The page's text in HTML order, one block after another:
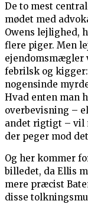
De to mest
mødet med
Owens lejlighed,
flere piger. Men
ejendomsmægler
febrilsk og
nogensinde
Hvad enten man
overbevisning –
andet rigtigt – vil
der peger mod
Og her kommer
billedet, da Ellis
mere præcist
disse